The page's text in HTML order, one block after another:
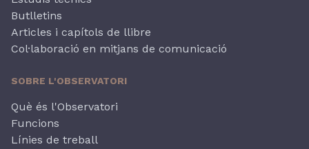
Butlletins
Articles i capítols de llibre
Col·laboració en mitjans de comunicació
SOBRE L'OBSERVATORI
Què és l'Observatori
Funcions
Línies de treball